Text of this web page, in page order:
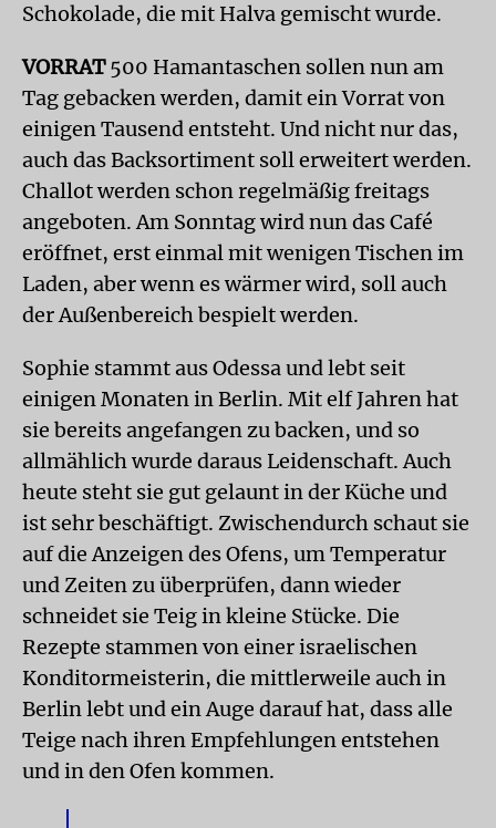
Schokolade, die mit Halva gemischt wurde.
VORRAT500 Hamantaschen sollen nun am
Tag gebacken werden, damit ein Vorrat von
einigen Tausend entsteht. Und nicht nur das,
auch das Backsortiment soll erweitert werden.
Challot werden schon regelmäßig freitags
angeboten. Am Sonntag wird nun das Café
eröffnet, erst einmal mit wenigen Tischen im
Laden, aber wenn es wärmer wird, soll auch
der Außenbereich bespielt werden.
Sophie stammt aus Odessa und lebt seit
einigen Monaten in Berlin. Mit elf Jahren hat
sie bereits angefangen zu backen, und so
allmählich wurde daraus Leidenschaft. Auch
heute steht sie gut gelaunt in der Küche und
ist sehr beschäftigt. Zwischendurch schaut sie
auf die Anzeigen des Ofens, um Temperatur
und Zeiten zu überprüfen, dann wieder
schneidet sie Teig in kleine Stücke. Die
Rezepte stammen von einer israelischen
Konditormeisterin, die mittlerweile auch in
Berlin lebt und ein Auge darauf hat, dass alle
Teige nach ihren Empfehlungen entstehen
und in den Ofen kommen.